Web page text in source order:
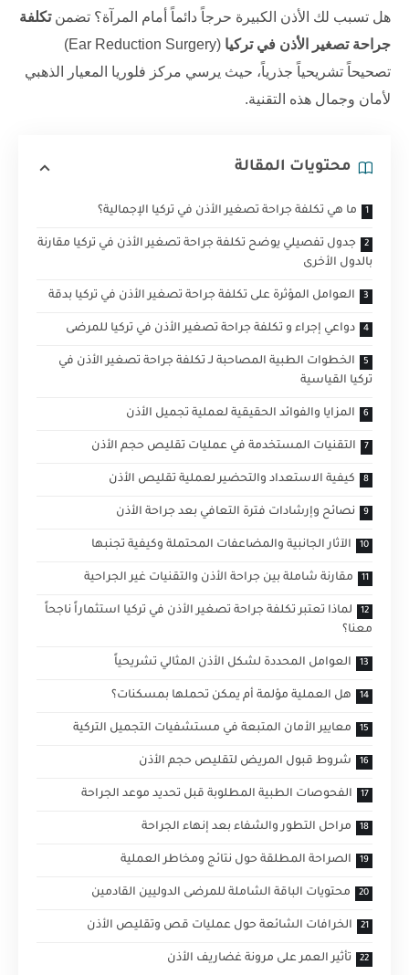
هل تسبب لك الأذن الكبيرة حرجاً دائماً أمام المرآة؟ تضمنتكلفة
جراحة تصغير الأذن في تركيا
(Ear Reduction Surgery)
تصحيحاً تشريحياً جذرياً، حيث يرسي مركز فلوريا المعيار الذهبي
لأمان وجمال هذه التقنية.
محتويات المقالة
ما هي تكلفة جراحة تصغير الأذن في تركيا الإجمالية؟
جدول تفصيلي يوضح تكلفة جراحة تصغير الأذن في تركيا مقارنة
بالدول الأخرى
العوامل المؤثرة على تكلفة جراحة تصغير الأذن في تركيا بدقة
دواعي إجراء و تكلفة جراحة تصغير الأذن في تركيا للمرضى
الخطوات الطبية المصاحبة لـ تكلفة جراحة تصغير الأذن في
تركيا القياسية
المزايا والفوائد الحقيقية لعملية تجميل الأذن
التقنيات المستخدمة في عمليات تقليص حجم الأذن
كيفية الاستعداد والتحضير لعملية تقليص الأذن
نصائح وإرشادات فترة التعافي بعد جراحة الأذن
الآثار الجانبية والمضاعفات المحتملة وكيفية تجنبها
مقارنة شاملة بين جراحة الأذن والتقنيات غير الجراحية
لماذا تعتبر تكلفة جراحة تصغير الأذن في تركيا استثماراً ناجحاً
معنا؟
العوامل المحددة لشكل الأذن المثالي تشريحياً
هل العملية مؤلمة أم يمكن تحملها بمسكنات؟
معايير الأمان المتبعة في مستشفيات التجميل التركية
شروط قبول المريض لتقليص حجم الأذن
الفحوصات الطبية المطلوبة قبل تحديد موعد الجراحة
مراحل التطور والشفاء بعد إنهاء الجراحة
الصراحة المطلقة حول نتائج ومخاطر العملية
محتويات الباقة الشاملة للمرضى الدوليين القادمين
الخرافات الشائعة حول عمليات قص وتقليص الأذن
تأثير العمر على مرونة غضاريف الأذن